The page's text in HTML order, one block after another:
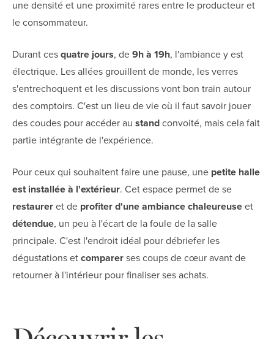
une densité et une proximité rares entre le producteur et
le consommateur.
Durant ces quatre jours, de 9h à 19h, l'ambiance y est
électrique. Les allées grouillent de monde, les verres
s'entrechoquent et les discussions vont bon train autour
des comptoirs. C'est un lieu de vie où il faut savoir jouer
des coudes pour accéder au stand convoité, mais cela fait
partie intégrante de l'expérience.
Pour ceux qui souhaitent faire une pause, une petite halle
est installée à l'extérieur. Cet espace permet de se
restaurer et de profiter d'une ambiance chaleureuse et
détendue, un peu à l'écart de la foule de la salle
principale. C'est l'endroit idéal pour débriefer les
dégustations et comparer ses coups de cœur avant de
retourner à l'intérieur pour finaliser ses achats.